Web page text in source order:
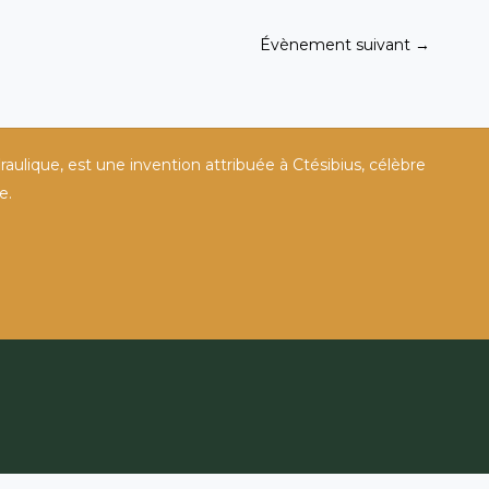
Évènement suivant →
est une invention attribuée à Ctésibius, célèbre